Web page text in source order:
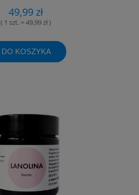
49,99 zł
( 1 szt. = 49,99 zł )
DO KOSZYKA